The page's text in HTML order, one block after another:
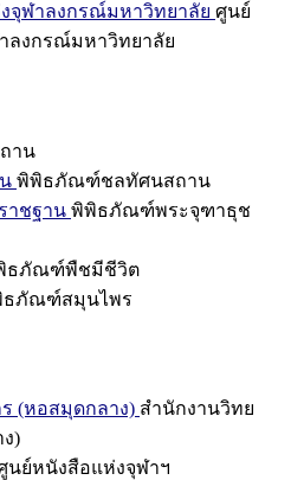
จุฬาลงกรณ์มหาวิทยาลัย ศูนย์
ลงกรณ์มหาวิทยาลัย
าน
พิพิธภัณฑ์ชลทัศนสถาน
ชฐาน พิพิธภัณฑ์พระจุฑาธุช
ธภัณฑ์พืชมีชีวิต
ภัณฑ์สมุนไพร
(หอสมุดกลาง) สำนักงานวิทย
)
นย์หนังสือแห่งจุฬาฯ